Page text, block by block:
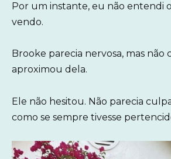
Por um instante, eu não entendi
vendo.
Brooke parecia nervosa, mas não
aproximou dela.
Ele não hesitou. Não parecia
como se sempre tivesse